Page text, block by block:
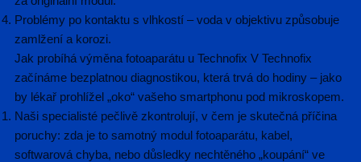
Problémy po kontaktu s vlhkostí – voda v objektivu způsobuje
zamlžení a korozi.
Jak probíhá výměna fotoaparátu u Technofix V Technofix
začínáme bezplatnou diagnostikou, která trvá do hodiny – jako
by lékař prohlížel „oko“ vašeho smartphonu pod mikroskopem.
Naši specialisté pečlivě zkontrolují, v čem je skutečná příčina
poruchy: zda je to samotný modul fotoaparátu, kabel,
softwarová chyba, nebo důsledky nechtěného „koupání“ ve